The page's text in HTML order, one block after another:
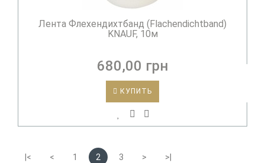
Лента Флехендихтбанд (Flachendichtband)
KNAUF, 10м
680,00 грн
КУПИТЬ
|< < 1 2 3 >
>|